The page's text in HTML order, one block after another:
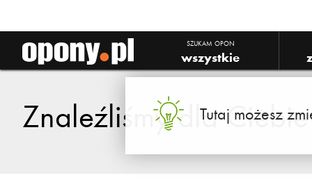
SZUKAM OPON
wszystkie
Tutaj możesz
Znaleźliśmy dla